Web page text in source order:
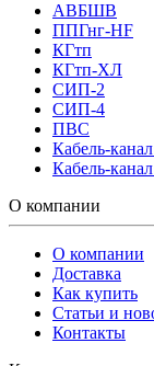
АВБШВ
ППГнг-HF
КГтп
КГтп-ХЛ
СИП-2
СИП-4
ПВС
Кабель-
Кабель-
О компании
О компании
Доставка
Как купить
Статьи и
Контакты